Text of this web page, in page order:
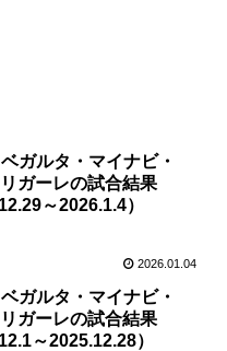
ガルタ・マイナビ・
ガーレの試合結果
～2026.1.4）
2026.01.04
ガルタ・マイナビ・
ガーレの試合結果
～2025.12.28）